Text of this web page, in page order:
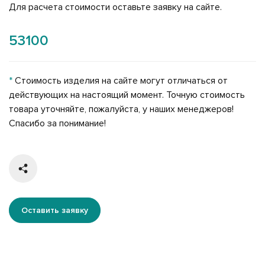
Для расчета стоимости оставьте заявку на сайте.
53100
* Стоимость изделия на сайте могут отличаться от
действующих на настоящий момент. Точную стоимость
товара уточняйте, пожалуйста, у наших менеджеров!
Спасибо за понимание!
Оставить заявку